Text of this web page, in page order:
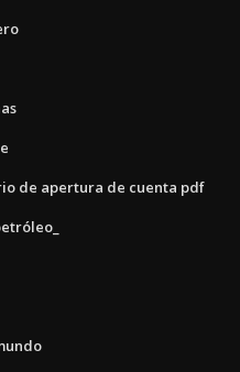
de apertura de cuenta pdf